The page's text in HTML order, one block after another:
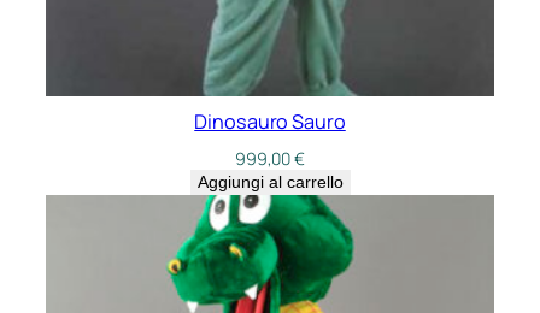
Dinosauro Sauro
999,00€
Aggiungi al carrello